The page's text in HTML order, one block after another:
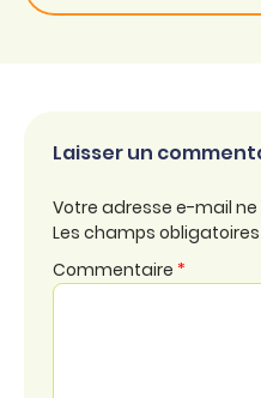
Laisser un
Votre adresse e-mail
Les champs obligatoires
Commentaire *